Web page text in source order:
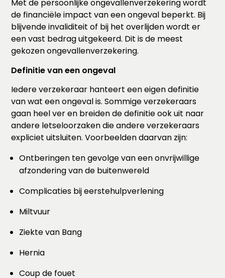
Met de persoonlijke ongevallenverzekering wordt
de financiële impact van een ongeval beperkt. Bij
blijvende invaliditeit of bij het overlijden wordt er
een vast bedrag uitgekeerd. Dit is de meest
gekozen ongevallenverzekering.
Definitie van een ongeval
Iedere verzekeraar hanteert een eigen definitie
van wat een ongeval is. Sommige verzekeraars
gaan heel ver en breiden de definitie ook uit naar
andere letseloorzaken die andere verzekeraars
expliciet uitsluiten. Voorbeelden daarvan zijn:
Ontberingen ten gevolge van een onvrijwillige
afzondering van de buitenwereld
Complicaties bij eerstehulpverlening
Miltvuur
Ziekte van Bang
Hernia
Coup de fouet